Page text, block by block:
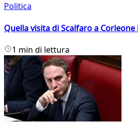
Politica
Quella visita di Scalfaro a
1 min di lettura